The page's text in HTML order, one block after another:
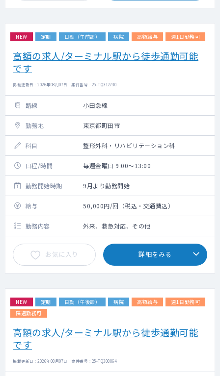
NEW 定期 日勤（午前診） 病院 高額給与 週1日勤務可
高額の求人/ターミナル駅から徒歩通勤可能
です
掲載更新日 : 2026年08月07日 案件番号 : 25-TQ312730
路線 小田急線
勤務地 東京都町田市
科目 整形外科・リハビリテーション科
日程/時間 毎週金曜日 9:00～13:00
勤務開始時期 9月より勤務開始
給与 50,000円/回（税込・交通費込）
勤務内容 外来、救急対応、その他
お気に入り 詳細をみる
NEW 定期 日勤（午後診） 病院 高額給与
週1日勤務可
隔週勤務可
高額の求人/ターミナル駅から徒歩通勤可能
です
掲載更新日 : 2026年08月07日 案件番号 : 25-TQ308064